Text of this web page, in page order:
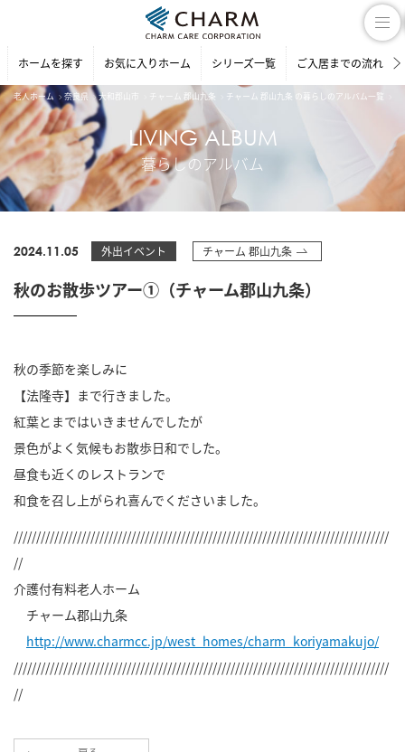
ホームを探す お気に入りホーム シリーズ一覧 ご入居までの流れ
老人ホーム 奈良県 大和郡山市 チャーム 郡山九条 チャーム 郡山九条 の暮らしのアルバム一覧
LIVING ALBUM
暮らしのアルバム
2024.11.05 外出イベント チャーム 郡山九条
秋のお散歩ツアー①（チャーム郡山九条）
秋の季節を楽しみに
【法隆寺】まで行きました。
紅葉とまではいきませんでしたが
景色がよく気候もお散歩日和でした。
昼食も近くのレストランで
和食を召し上がられ喜んでくださいました。
///////////////////////////////////////////////////////////////////////////////////
//
介護付有料老人ホーム
チャーム郡山九条
http://www.charmcc.jp/west_homes/charm_koriyamakujo/
///////////////////////////////////////////////////////////////////////////////////
//